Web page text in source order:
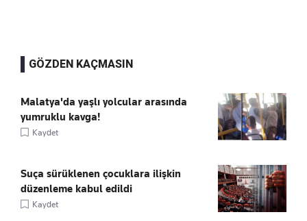
GÖZDEN KAÇMASIN
Malatya'da yaşlı yolcular arasında
yumruklu kavga!
Kaydet
Suça sürüklenen çocuklara ilişkin
düzenleme kabul edildi
Kaydet